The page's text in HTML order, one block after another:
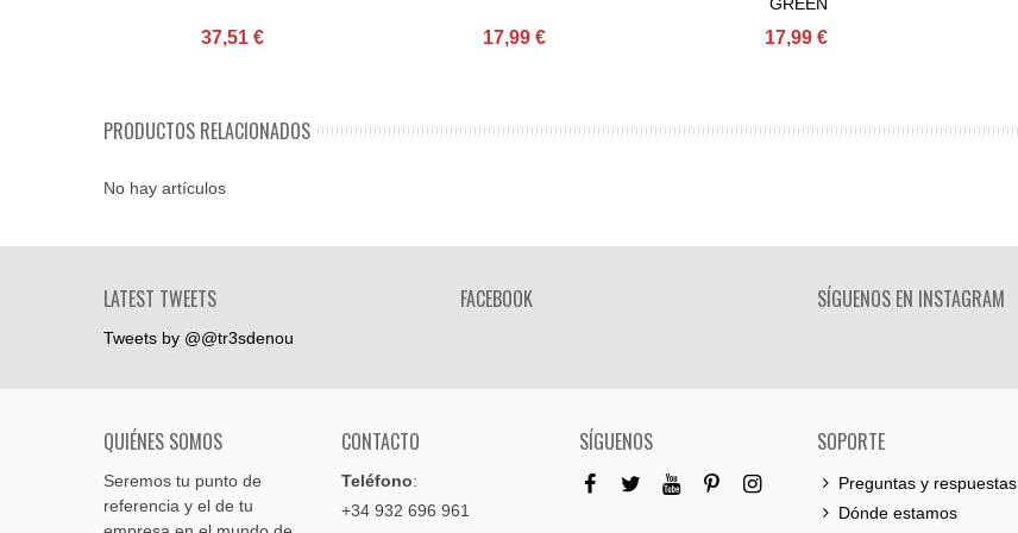
37,51 € 17,99 € 17,99 €
PRODUCTOS RELACIONADOS
No hay artículos
LATEST TWEETS
Tweets by @@tr3sdenou
FACEBOOK SÍGUENOS EN INSTAGRAM
QUIÉNES SOMOS
Seremos tu punto de
referencia y el de tu
CONTACTO
Teléfono:
+34 932 696 961
SÍGUENOS SOPORTE
Preguntas y respuestas
Dónde estamos